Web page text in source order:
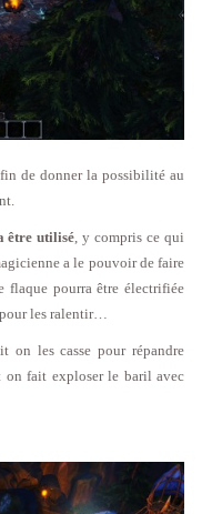
de donner la possibilité au
être utilisé, y compris ce qui
a le pouvoir de faire
flaque pourra être électrifiée
pour les ralentir…
on les casse pour répandre
fait exploser le baril avec